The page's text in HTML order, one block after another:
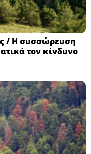
/ Η συσσώρευση
τον κίνδυνο